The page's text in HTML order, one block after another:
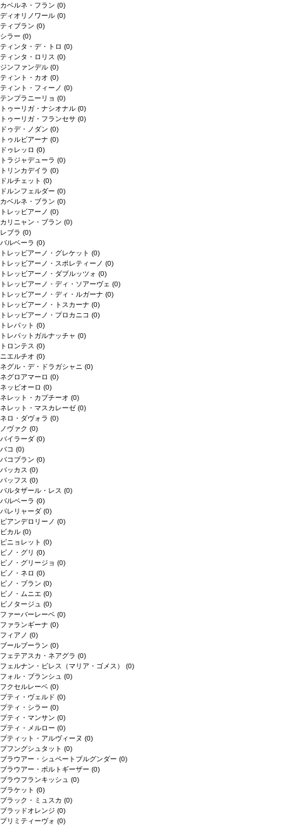
カベルネ・フラン (0)
ディオリノワール (0)
ティブラン (0)
シラー (0)
ティンタ・デ・トロ (0)
ティンタ・ロリス (0)
ジンファンデル (0)
ティント・カオ (0)
ティント・フィーノ (0)
テンプラニーリョ (0)
トゥーリガ・ナシオナル (0)
トゥーリガ・フランセサ (0)
ドゥデ・ノダン (0)
トゥルビアーナ (0)
ドゥレッロ (0)
トラジャデューラ (0)
トリンカデイラ (0)
ドルチェット (0)
ドルンフェルダー (0)
カベルネ・ブラン (0)
トレッビアーノ (0)
カリニャン・ブラン (0)
レブラ (0)
バルベーラ (0)
トレッビアーノ・グレケット (0)
トレッビアーノ・スポレティーノ (0)
トレッビアーノ・ダブルッツォ (0)
トレッビアーノ・ディ・ソアーヴェ (0)
トレッビアーノ・ディ・ルガーナ (0)
トレッビアーノ・トスカーナ (0)
トレッビアーノ・プロカニコ (0)
トレパット (0)
トレパットガルナッチャ (0)
トロンテス (0)
ニエルチオ (0)
ネグル・デ・ドラガシャニ (0)
ネグロアマーロ (0)
ネッビオーロ (0)
ネレット・カプチーオ (0)
ネレット・マスカレーゼ (0)
ネロ・ダヴォラ (0)
ノヴァク (0)
バイラーダ (0)
バコ (0)
バコブラン (0)
バッカス (0)
バッフス (0)
バルタザール・レス (0)
バルベーラ (0)
パレリャーダ (0)
ピアンデロリーノ (0)
ビカル (0)
ピニョレット (0)
ピノ・グリ (0)
ピノ・グリージョ (0)
ピノ・ネロ (0)
ピノ・ブラン (0)
ピノ・ムニエ (0)
ピノタージュ (0)
ファーバーレーベ (0)
ファランギーナ (0)
フィアノ (0)
ブールブーラン (0)
フェテアスカ・ネアグラ (0)
フェルナン・ピレス（マリア・ゴメス） (0)
フォル・ブランシュ (0)
フクセルレーベ (0)
プティ・ヴェルド (0)
プティ・シラー (0)
プティ・マンサン (0)
プティ・メルロー (0)
プティット・アルヴィーヌ (0)
プフングシュタット (0)
ブラウアー・シュペートブルグンダー (0)
ブラウアー・ポルトギーザー (0)
ブラウフランキッシュ (0)
ブラケット (0)
ブラック・ミュスカ (0)
ブラッドオレンジ (0)
プリミティーヴォ (0)